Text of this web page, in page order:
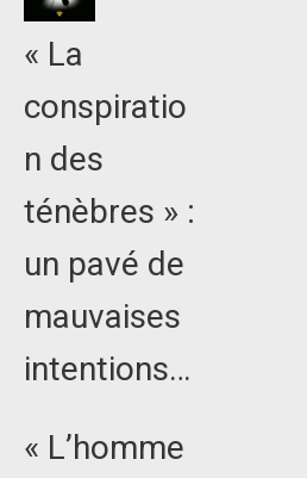
« La
conspiratio
n des
ténèbres » :
un pavé de
mauvaises
intentions…
« L’homme